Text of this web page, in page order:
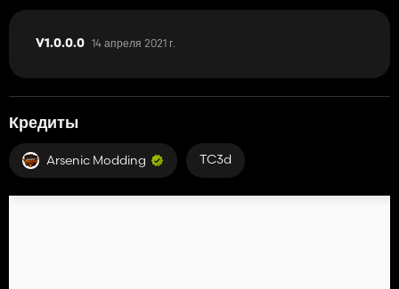
V1.0.0.0 14 апреля 2021 г.
Кредиты
Arsenic Modding TC3d